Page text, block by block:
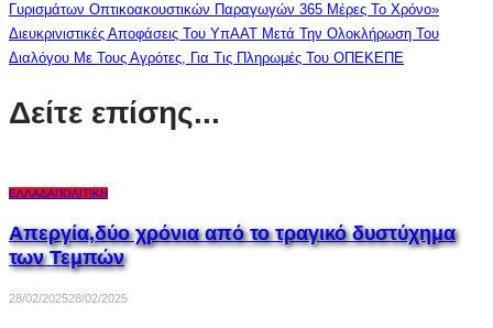
Γυρισμάτων Οπτικοακουστικών Παραγωγών 365 Μέρες Το Χρόνο»
Διευκρινιστικές Αποφάσεις Του ΥπΑΑΤ Μετά Την Ολοκλήρωση Του
Διαλόγου Με Τους Αγρότες, Για Τις Πληρωμές Του ΟΠΕΚΕΠΕ
Δείτε επίσης...
ΕΛΛΆΔΑΠΟΛΙΤΙΚΉ
Aπεργία,δύο χρόνια από το τραγικό δυστύχημα
των Τεμπών
28/02/202528/02/2025